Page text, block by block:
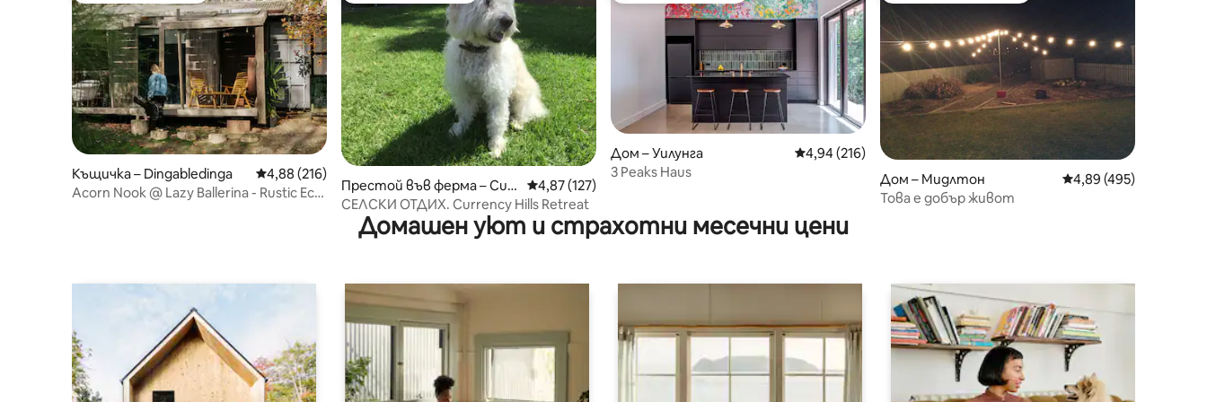
Къщичка – Dingabledinga Средна оценка: 4,88 от 5, 216 отзива
4,88 (216)
Acorn Nook @ Lazy Ballerina - Rustic Eco
Престой във ферма – Curr
ency Creek
Средна оценка: 4,87 от 5, 127 отзива
4,87 (127)
СЕЛСКИ ОТДИХ. Currency Hills Retreat
Дом – Уилунга Средна оценка: 4,94 от 5, 216 отзива
4,94 (216)
3 Peaks Haus
Дом – Мидлтон Средна оценка: 4,89
4,89 (495)
Това е добър живот
Домашен уют и страхотни месечни цени